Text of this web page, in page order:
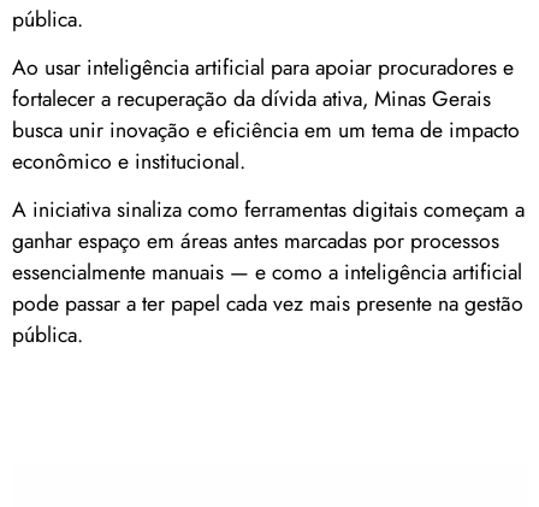
pública.
Ao usar inteligência artificial para apoiar procuradores e
fortalecer a recuperação da dívida ativa, Minas Gerais
busca unir inovação e eficiência em um tema de impacto
econômico e institucional.
A iniciativa sinaliza como ferramentas digitais começam a
ganhar espaço em áreas antes marcadas por processos
essencialmente manuais — e como a inteligência artificial
pode passar a ter papel cada vez mais presente na gestão
pública.